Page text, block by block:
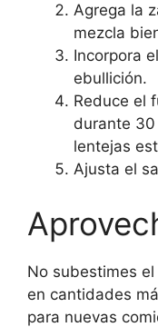
Agrega la
mezcla
Incorpora
ebullición.
Reduce el
durante
lentejas
Ajusta el
No subestimes
en cantidades
para nuevas